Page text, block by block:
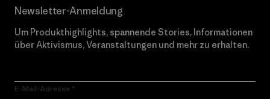
Newsletter-Anmeldung
Um Produkthighlights, spannende Stories, Informationen
über Aktivismus, Veranstaltungen und mehr zu erhalten.
E-Mail-Adresse